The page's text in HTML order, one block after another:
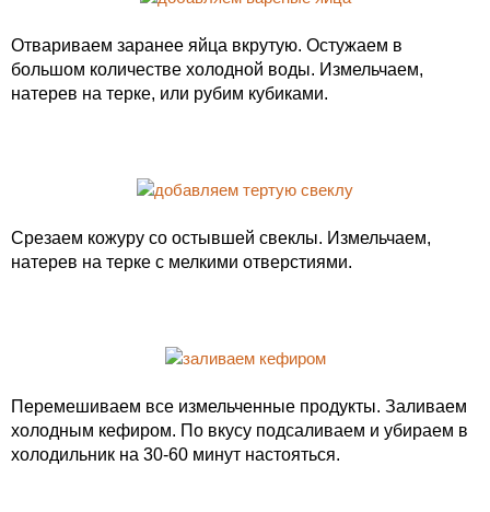
Отвариваем заранее яйца вкрутую. Остужаем в
большом количестве холодной воды. Измельчаем,
натерев на терке, или рубим кубиками.
Срезаем кожуру со остывшей свеклы. Измельчаем,
натерев на терке с мелкими отверстиями.
Перемешиваем все измельченные продукты. Заливаем
холодным кефиром. По вкусу подсаливаем и убираем в
холодильник на 30-60 минут настояться.